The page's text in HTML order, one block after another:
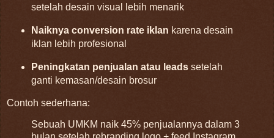
setelah desain visual lebih menarik
Naiknya conversion rate iklan karena desain
iklan lebih profesional
Peningkatan penjualan atau leadssetelah
ganti kemasan/desain brosur
Contoh sederhana:
Sebuah UMKM naik 45% penjualannya dalam 3